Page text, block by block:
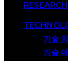
RESEARCH
기술
기술